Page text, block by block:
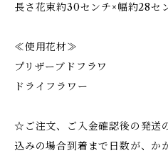
長さ花束約30センチ×幅約28セ
≪使用花材≫
プリザーブドフラワ
ドライフラワー
☆ご注文、ご入金確認後の発送
込みの場合到着まで日数が、か